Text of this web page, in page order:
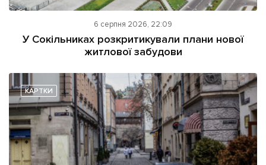
6 серпня 2026, 22:09
У Сокільниках розкритикували плани нової
житлової забудови
КАРТКИ